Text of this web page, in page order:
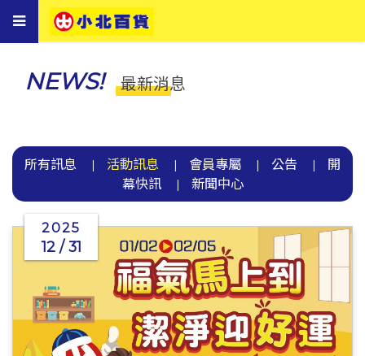
Toggle
navigation
NEWS! 最新消息
所有訊息 | 活動訊息 | 會員專屬 | 公告 |
開
幕快訊| 新聞中心
2025
12 / 31